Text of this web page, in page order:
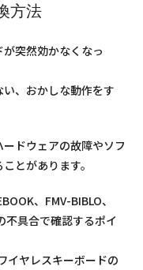
方法
が突然効かなくなっ
い、おかしな動作をす
ドウェアの故障やソフ
とがあります。
、FMV-BIBLO、
不具合で確認するポイ
イヤレスキーボードの